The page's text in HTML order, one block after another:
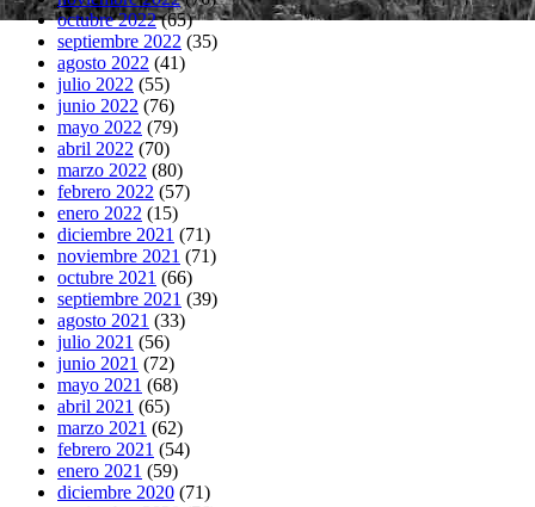
octubre 2022(65)
septiembre 2022 (35)
agosto 2022 (41)
julio 2022 (55)
junio 2022 (76)
mayo 2022 (79)
abril 2022 (70)
marzo 2022 (80)
febrero 2022 (57)
enero 2022 (15)
diciembre 2021 (71)
noviembre 2021 (71)
octubre 2021 (66)
septiembre 2021 (39)
agosto 2021 (33)
julio 2021 (56)
junio 2021 (72)
mayo 2021 (68)
abril 2021 (65)
marzo 2021 (62)
febrero 2021 (54)
enero 2021 (59)
diciembre 2020 (71)